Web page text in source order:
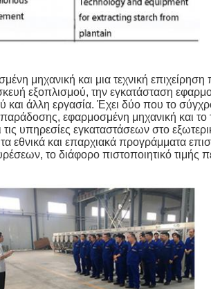
μηχανική και μια τεχνική επιχείρηση
εξοπλισμού, την εγκατάσταση
και άλλη εργασία. Έχει δύο που το
παράδοσης, εφαρμοσμένη μηχανική και
υπηρεσίες εγκαταστάσεων στο
εθνικά και επαρχιακά προγράμματα
το διάφορο πιστοποιητικό τιμής